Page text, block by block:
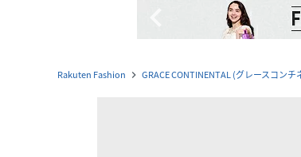
Rakuten Fashion navigate_next GRACE CONTINENTAL (グレースコンチ